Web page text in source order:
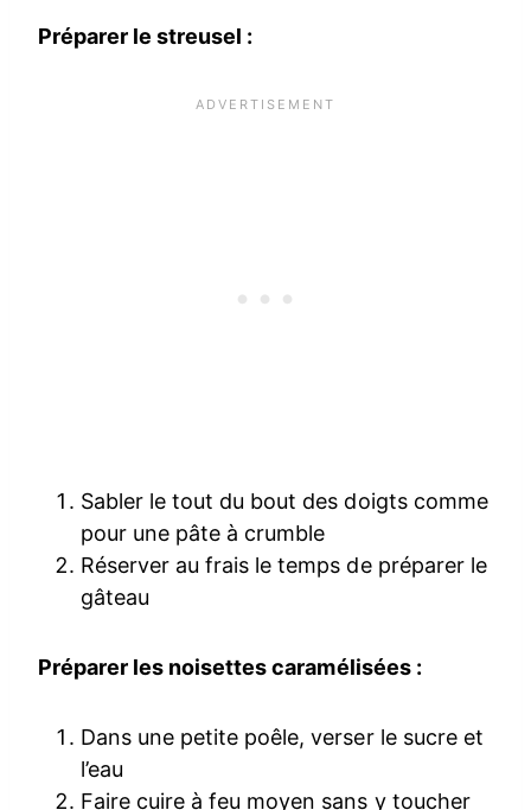
Préparer le streusel :
Sabler le tout du bout des doigts comme
pour une pâte à crumble
Réserver au frais le temps de préparer le
gâteau
Préparer les noisettes caramélisées :
Dans une petite poêle, verser le sucre et
l’eau
Faire cuire à feu moyen sans y toucher